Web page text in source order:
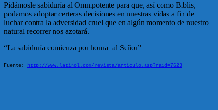
Pidámosle sabiduría al Omnipotente para que, así como Biblis,
podamos adoptar certeras decisiones en nuestras vidas a fin de
luchar contra la adversidad cruel que en algún momento de nuestro
natural recorrer nos azotará.
“La sabiduría comienza por honrar al Señor”
Fuente: http://www.latinol.com/revista/articulo.asp?raid=7623